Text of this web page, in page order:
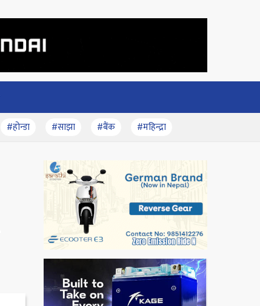
#होन्डा #साझा #बैंक #महिन्द्रा